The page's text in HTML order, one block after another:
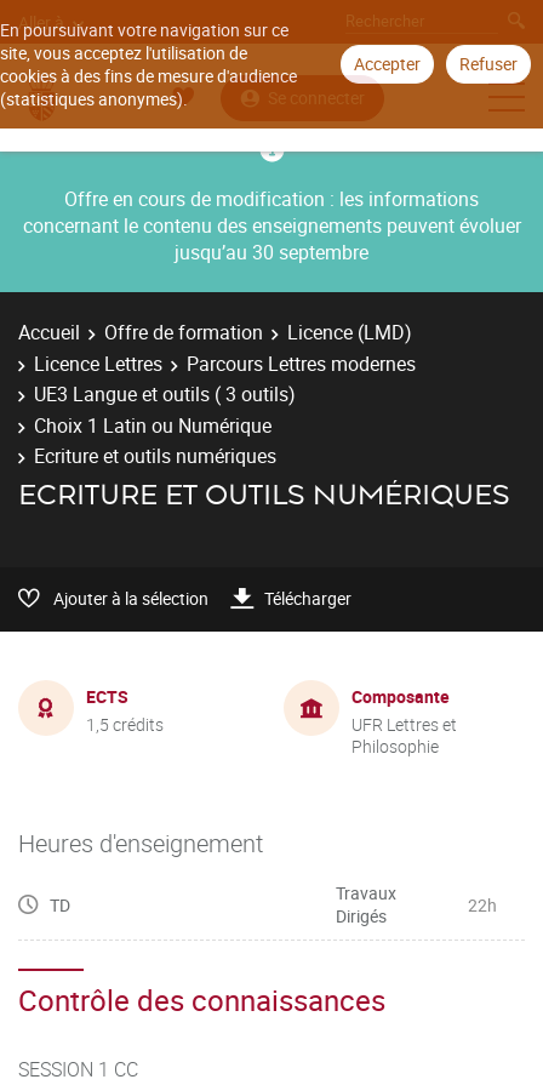
En poursuivant votre navigation sur ce
site, vous acceptez l'utilisation de
cookies à des fins de mesure d'audience
(statistiques anonymes).
Accepter Refuser
Aller à
Se connecter
Offre en cours de modification : les informations
concernant le contenu des enseignements peuvent évoluer
jusqu’au 30 septembre
Accueil Offre de formation
Licence (LMD)
Licence Lettres
Parcours Lettres modernes
UE3 Langue et outils ( 3 outils)
Choix 1 Latin ou Numérique
Ecriture et outils numériques
ECRITURE ET OUTILS NUMÉRIQUES
Ajouter à la sélection Télécharger
ECTS
1,5 crédits
Composante
UFR Lettres et
Philosophie
Heures d'enseignement
TD
Travaux
Dirigés
22h
Contrôle des connaissances
SESSION 1 CC